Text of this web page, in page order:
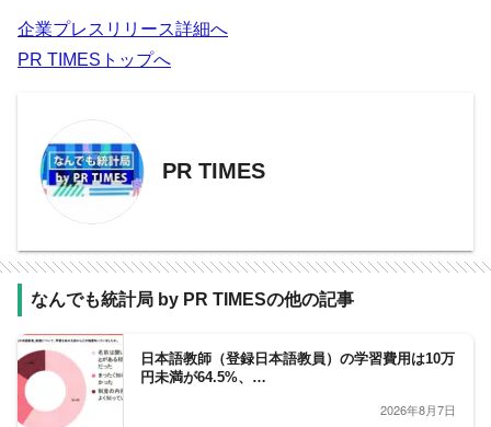
企業プレスリリース詳細へ
PR TIMESトップへ
PR TIMES
なんでも統計局 by PR TIMESの他の記事
日本語教師（登録日本語教員）の学習費用は10万
円未満が64.5%、…
2026年8月7日